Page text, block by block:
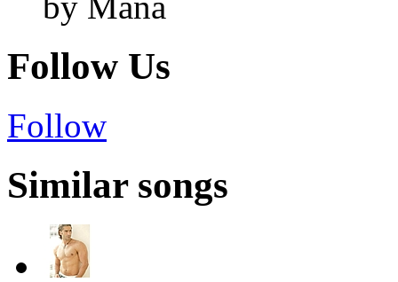
Follow Us
Follow
Similar songs